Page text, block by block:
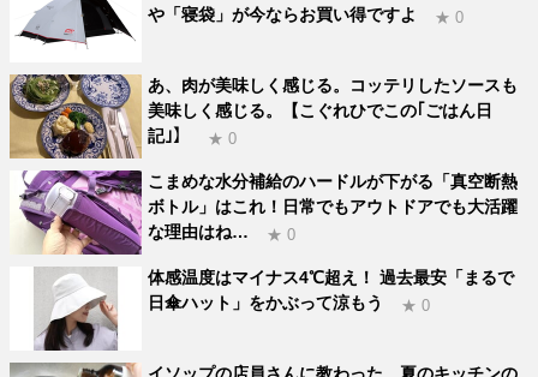
や「寝袋」が今ならお買い得ですよ
★ 0
あ、肉が美味しく感じる。コッテリしたソースも
美味しく感じる。【こぐれひでこの｢ごはん日
記｣】
★ 0
こまめな水分補給のハードルが下がる「真空断熱
ボトル」はこれ！日常でもアウトドアでも大活躍
な理由はね…
★ 0
体感温度はマイナス4℃超え！ 過去最安「まるで
日傘ハット」をかぶって涼もう
★ 0